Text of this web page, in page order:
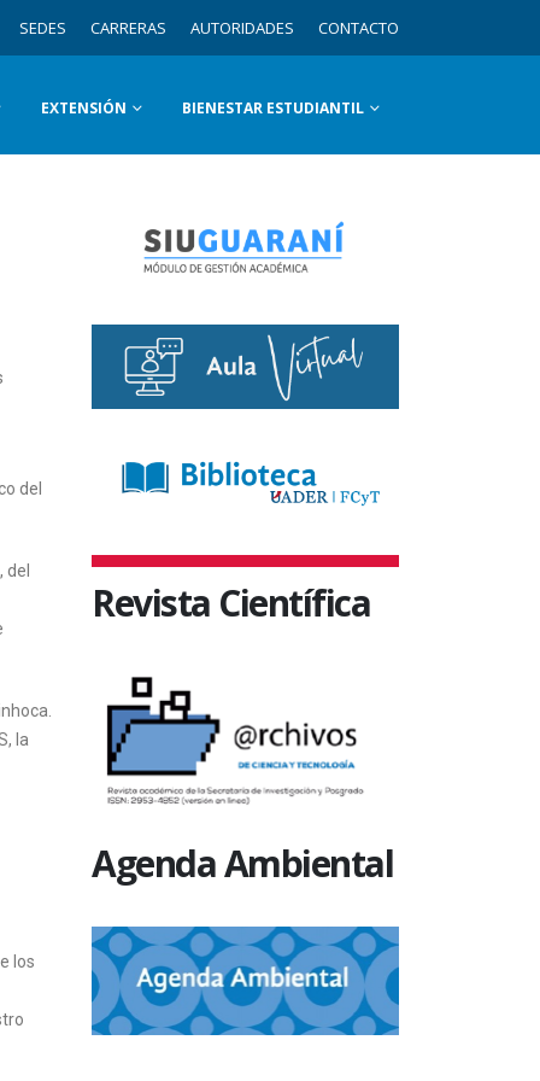
SEDES CARRERAS AUTORIDADES CONTACTO
EXTENSIÓN BIENESTAR ESTUDIANTIL
del
la
los
Revista Científica
Agenda Ambiental